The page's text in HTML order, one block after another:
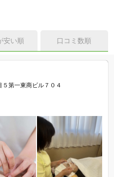
安い順 口コミ数順
第一東商ビル７０４